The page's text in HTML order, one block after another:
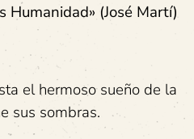
Humanidad» (José Martí)
el hermoso sueño de la
sus sombras.